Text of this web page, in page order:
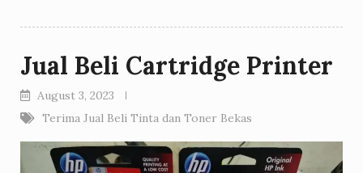
Jual Beli Cartridge Printer
August 3, 2023
Terima Jual Beli Tinta dan Toner Bekas